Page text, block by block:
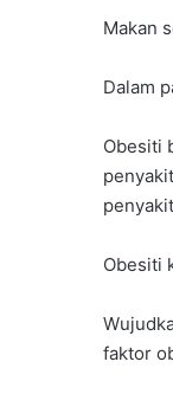
Makan
Dalam
Obesiti
Obesiti
faktor